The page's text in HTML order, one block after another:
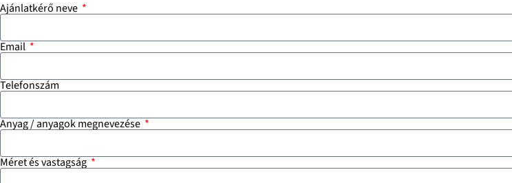
Ajánlatkérő neve
Email
Telefonszám
Anyag / anyagok megnevezése
Méret és vastagság